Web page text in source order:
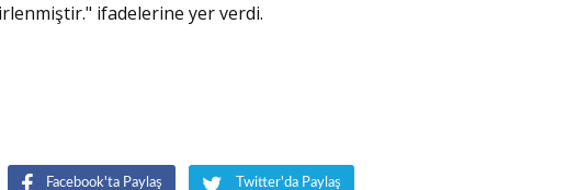
ifadelerine yer verdi.
Facebook'ta Paylaş Twitter'da Paylaş